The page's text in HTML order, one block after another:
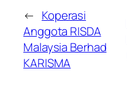
← Koperasi
Anggota RISDA
Malaysia Berhad
KARISMA